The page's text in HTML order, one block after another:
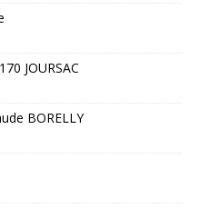
JOURSAC
BORELLY